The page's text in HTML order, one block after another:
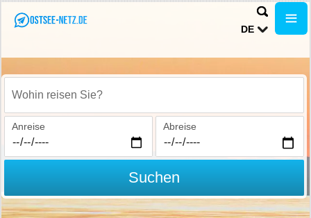
DE
Wohin reisen Sie?
Anreise Abreise
Suchen